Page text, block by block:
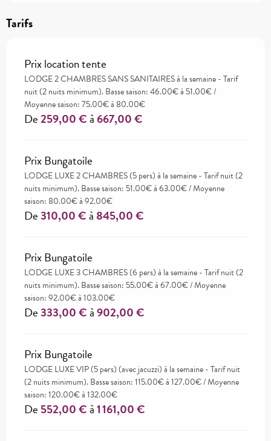
Tarifs
Prix location tente
LODGE 2 CHAMBRES SANS SANITAIRES à la semaine - Tarif
nuit (2 nuits minimum). Basse saison: 46.00€ à 51.00€ /
Moyenne saison: 75.00€ à 80.00€
De259,00 €à667,00 €
Prix Bungatoile
LODGE LUXE 2 CHAMBRES (5 pers) à la semaine - Tarif nuit (2
nuits minimum). Basse saison: 51.00€ à 63.00€ / Moyenne
saison: 80.00€ à 92.00€
De310,00 €à 845,00 €
Prix Bungatoile
LODGE LUXE 3 CHAMBRES (6 pers) à la semaine - Tarif nuit (2
nuits minimum). Basse saison: 55.00€ à 67.00€ / Moyenne
saison: 92.00€ à 103.00€
De333,00 €à902,00 €
Prix Bungatoile
LODGE LUXE VIP (5 pers) (avec jacuzzi) à la semaine - Tarif nuit
(2 nuits minimum). Basse saison: 115.00€ à 127.00€ / Moyenne
saison: 120.00€ à 132.00€
De 552,00 €à1 161,00 €